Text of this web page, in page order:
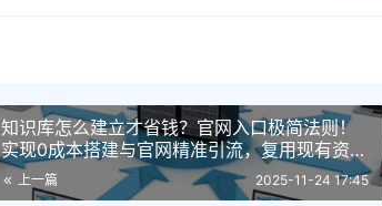
知识库怎么建立才省钱？官网入口极简法则！
实现0成本搭建与官网精准引流，复用现有资源
的模块化架构与入口设计法则
上一篇 2025-11-24 17:45